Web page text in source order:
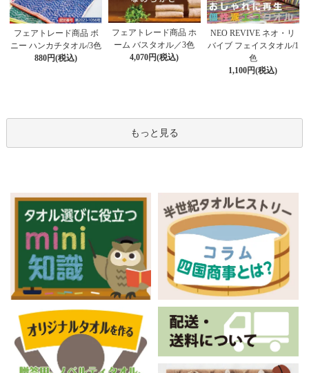
フェアトレード商品 ボ
ニー ハンカチタオル/3色
880円(税込)
フェアトレード商品 ホ
ーム バスタオル／3色
4,070円(税込)
NEO REVIVE ネオ・リ
バイブ フェイスタオル/1
色
1,100円(税込)
もっと見る